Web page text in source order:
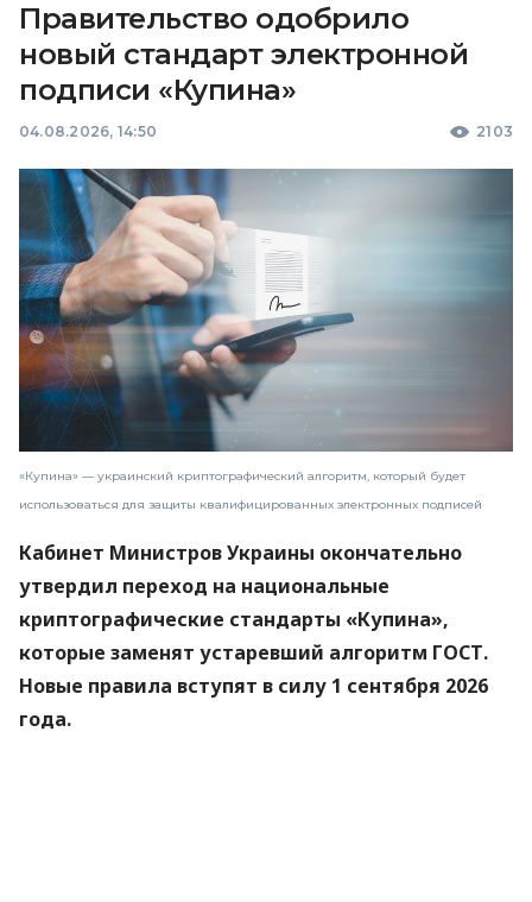
Правительство одобрило
новый стандарт электронной
подписи «Купина»
04.08.2026, 14:50 2103
«Купина» — украинский криптографический алгоритм, который будет
использоваться для защиты квалифицированных электронных подписей
Кабинет Министров Украины окончательно
утвердил переход на национальные
криптографические стандарты «Купина»,
которые заменят устаревший алгоритм ГОСТ.
Новые правила вступят в силу 1 сентября 2026
года.